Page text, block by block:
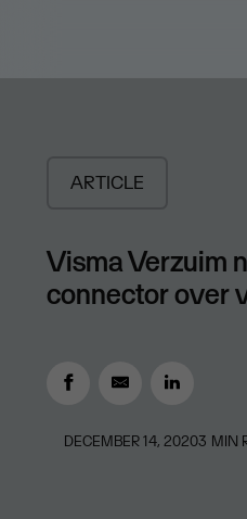
ARTICLE
Visma Verzuim
connector over
DECEMBER 14, 20203 MIN